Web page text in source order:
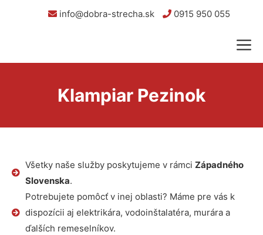
info@dobra-strecha.sk 0915 950 055
Klampiar Pezinok
Všetky naše služby poskytujeme v rámci Západného
Slovenska.
Potrebujete pomôcť v inej oblasti? Máme pre vás k
dispozícii aj elektrikára, vodoinštalatéra, murára a
ďalších remeselníkov.